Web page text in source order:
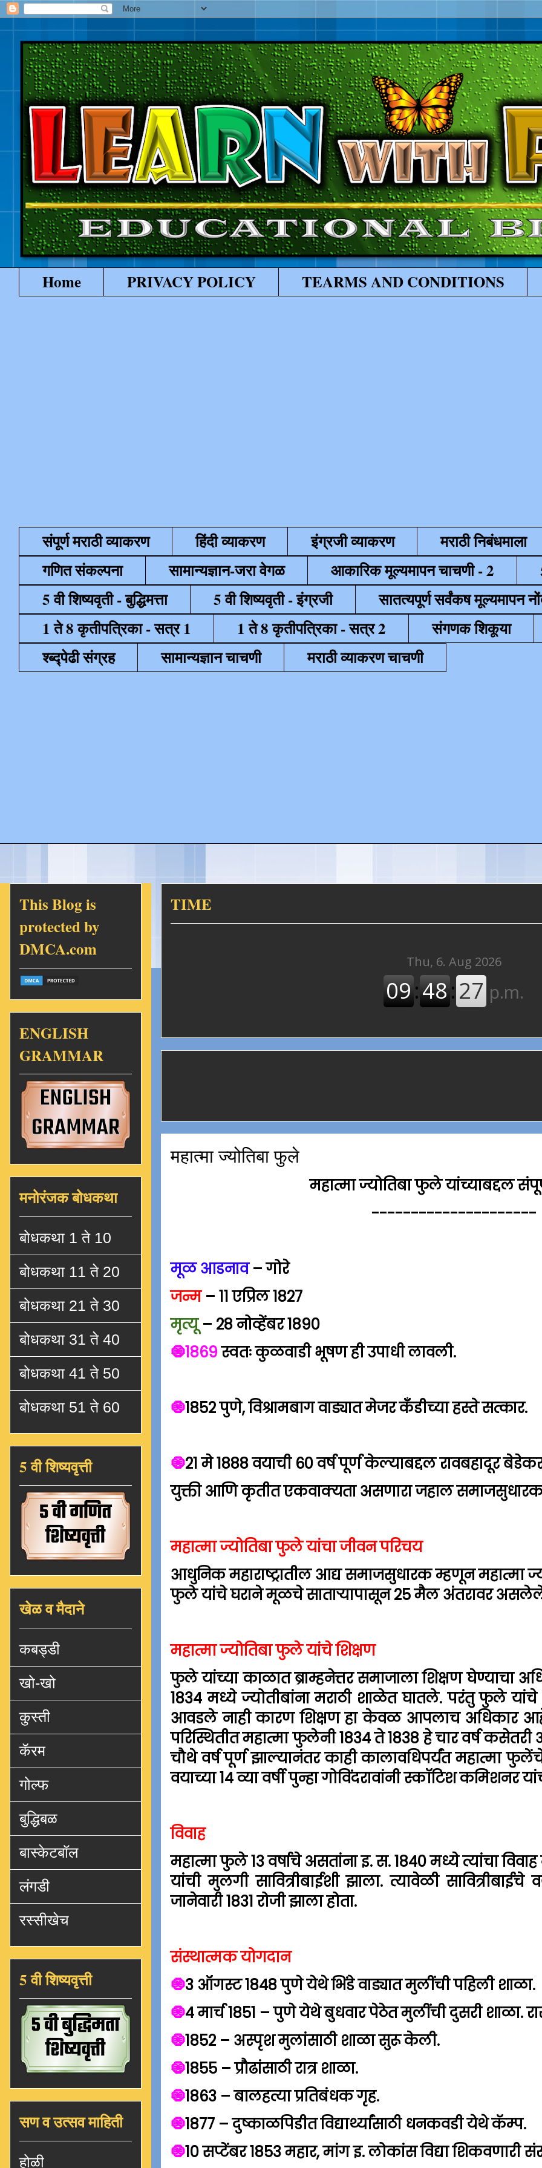
Home PRIVACY POLICY TEARMS AND CONDITIONS
संपूर्ण मराठी व्याकरण हिंदी व्याकरण इंग्रजी व्याकरण मराठी निबंधमाला
गणित संकल्पना
सामान्यज्ञान-जरा वेगळ आकारिक मूल्यमापन चाचणी - 2
5 वी शिष्यवृती - बुद्धिमत्ता
5 वी शिष्यवृती - इंग्रजी सातत्यपूर्ण सर्वंकष मूल्यमापन
1 ते 8 कृतीपत्रिका - सत्र 1
1 ते 8 कृतीपत्रिका - सत्र 2 संगणक शिकूया
श्ब्द्पेढी संग्रह
सामान्यज्ञान चाचणी मराठी व्याकरण चाचणी
TIME
महात्मा ज्योतिबा फुले
महात्मा ज्योतिबा फुले यांच्याबद्दल
---------------------
मूळ आडनाव– गोरे
जन्म – 11 एप्रिल 1827
मृत्यू– 28 नोव्हेंबर 1890
🧿1869स्वतः कुळवाडी भूषण ही उपाधी लावली.
🧿1852 पुणे, विश्रामबाग वाड्यात मेजर कॅँडीच्या हस्ते सत्कार.
🧿21 मे 1888 वयाची 60 वर्ष पूर्ण केल्याबद्दल रावबहादूर
युक्ती आणि कृतीत एकवाक्यता असणारा जहाल
महात्मा ज्योतिबा फुले यांचा जीवन परिचय
आधुनिक महाराष्ट्रातील आद्य समाजसुधारक म्हणून
फुले यांचे घराने मूळचे सातार्‍यापासून 25 मैल अंतरावर
महात्मा ज्योतिबा फुले यांचे शिक्षण
फुले यांच्या काळात ब्राम्हनेत्तर समाजाला शिक्षण घेण्याचा
1834 मध्ये ज्योतीबांना मराठी शाळेत घातले. परंतु फुले यांचे
आवडले नाही कारण शिक्षण हा केवळ आपलाच अधिकार
परिस्थितीत महात्मा फुलेनी 1834 ते 1838 हे चार वर्ष
चौथे वर्ष पूर्ण झाल्यानंतर काही कालावधिपर्यंत महात्मा
वयाच्या 14 व्या वर्षी पुन्हा गोविंदरावांनी स्कॉटिश कमिशनर
विवाह
महात्मा फुले 13 वर्षाचे असतांना इ. स. 1840 मध्ये त्यांचा
यांची मुलगी सावित्रीबाईशी झाला. त्यावेळी
जानेवारी 1831 रोजी झाला होता.
संस्थात्मक योगदान
🧿3 ऑगस्ट 1848 पुणे येथे भिंडे वाड्यात मुलींची पहिली शाळा.
🧿4 मार्च 1851 – पुणे येथे बुधवार पेठेत मुलींची दुसरी शाळा.
🧿1852 – अस्पृश मुलांसाठी शाळा सुरू केली.
🧿1855 – प्रौढांसाठी रात्र शाळा.
🧿1863 – बालहत्या प्रतिबंधक गृह.
🧿1877 – दुष्काळपिडीत विद्यार्थ्यांसाठी धनकवडी येथे कॅम्प.
🧿10 सप्टेंबर 1853 महार, मांग इ. लोकांस विद्या शिकवणारी
This Blog is
protected by
DMCA.com
ENGLISH
GRAMMAR
मनोरंजक बोधकथा
बोधकथा 1 ते 10
बोधकथा 11 ते 20
बोधकथा 21 ते 30
बोधकथा 31 ते 40
बोधकथा 41 ते 50
बोधकथा 51 ते 60
5 वी शिष्यवृत्ती
खेळ व मैदाने
कबड्डी
खो-खो
कुस्ती
कॅरम
गोल्फ
बुद्धिबळ
बास्केटबॉल
लंगडी
रस्सीखेच
5 वी शिष्यवृत्ती
सण व उत्सव माहिती
होळी